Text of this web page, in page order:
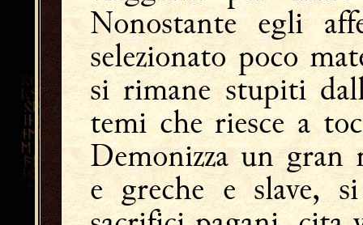
Nonostante egli
selezionato poco
si rimane stupiti
temi che riesce a
Demonizza un gran
e greche e slave,